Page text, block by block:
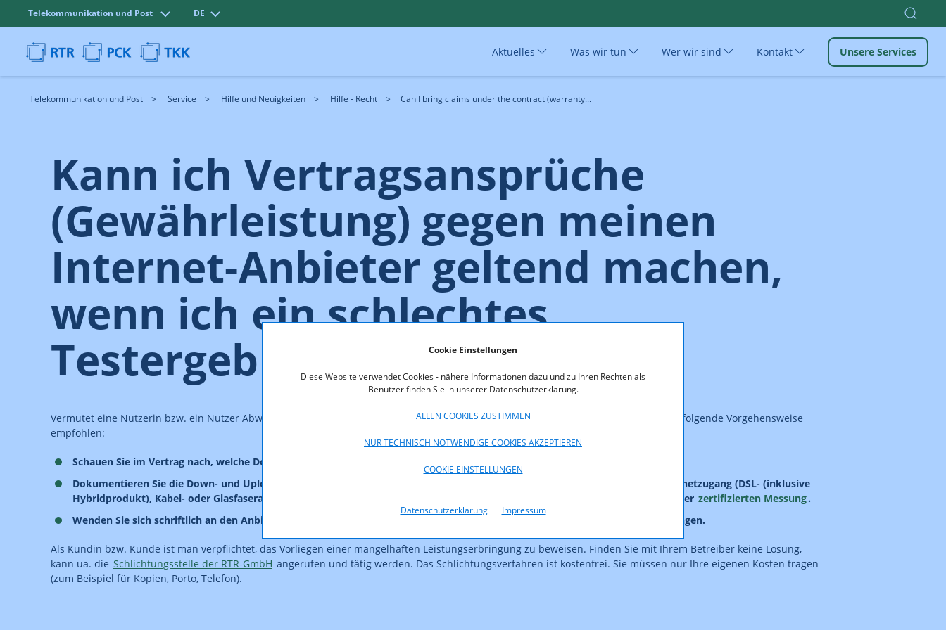
Cookie Einstellungen
Diese Website verwendet Cookies - nähere Informationen dazu und zu Ihren Rechten als
Benutzer finden Sie in unserer Datenschutzerklärung.
ALLEN COOKIES ZUSTIMMEN
NUR TECHNISCH NOTWENDIGE COOKIES AKZEPTIEREN
COOKIE EINSTELLUNGEN
Datenschutzerklärung Impressum
Telekommunikation und Post DE
Aktuelles Was wir tun Wer wir sind Kontakt Unsere Services
Telekommunikation und Post Service Hilfe und Neuigkeiten Hilfe - Recht Can I bring claims under the contract (warranty...
Kann ich Vertragsansprüche
(Gewährleistung) gegen meinen
Internet-Anbieter geltend machen,
wenn ich ein schlechtes
Testergebnis erziele?
Vermutet eine Nutzerin bzw. ein Nutzer Abweichungen bei den vertraglich vereinbarten Down- und Upload-Geschwindigkeiten, wird folgende Vorgehensweise
empfohlen:
Schauen Sie im Vertrag nach, welche Down- und Upload-Geschwindigkeiten vereinbart wurden.
Dokumentieren Sie die Down- und Upload-Geschwindigkeiten mit dem RTR-Netztest. Wenn Sie einen kabelgebundenen Internetzugang (DSL- (inklusive
Hybridprodukt), Kabel- oder Glasfaseranschluss) eines österreichischen Betreibers haben, nutzen Sie hierfür die Möglichkeit der zertifizierten Messung.
Wenden Sie sich schriftlich an den Anbieter des Internetzuganges. Übermitteln Sie Ihrem Betreiber die Ergebnisse der Messungen.
Als Kundin bzw. Kunde ist man verpflichtet, das Vorliegen einer mangelhaften Leistungserbringung zu beweisen. Finden Sie mit Ihrem Betreiber keine Lösung,
kann ua. die Schlichtungsstelle der RTR-GmbH angerufen und tätig werden. Das Schlichtungsverfahren ist kostenfrei. Sie müssen nur Ihre eigenen Kosten tragen
(zum Beispiel für Kopien, Porto, Telefon).